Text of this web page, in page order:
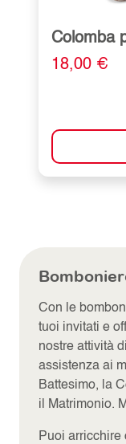
Colomba
18,00 €
Con le
tuoi invitati e
nostre attività
assistenza ai
Battesimo, la
il Matrimonio.
Puoi arricchire